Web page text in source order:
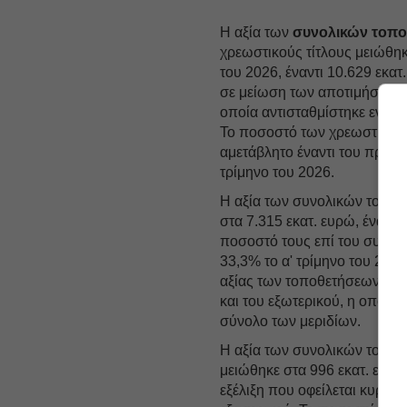
Η αξία τωνσυνολικών
χρεωστικούς τίτλους
του 2026, έναντι 10.629
σε μείωση των αποτιμήσεων
οποία αντισταθμίστηκε εν
Το ποσοστό των χρεωστικών
αμετάβλητο έναντι του
τρίμηνο του 2026.
Η αξία των συνολικών
στα 7.315 εκατ. ευρώ,
ποσοστό τους επί του
33,3% το α' τρίμηνο του
αξίας των τοποθετήσεων
και του εξωτερικού, η οποία
σύνολο των μεριδίων.
Η αξία των συνολικών
μειώθηκε στα 996 εκατ.
εξέλιξη που οφείλεται